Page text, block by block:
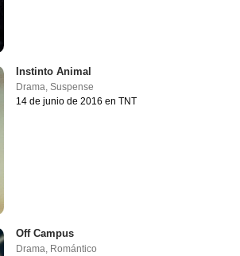
Instinto Animal
Drama,Suspense
14 de junio de 2016 en TNT
Off Campus
Drama, Romántico